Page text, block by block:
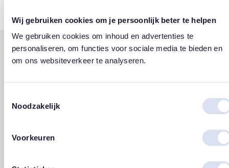
Wij gebruiken cookies om je persoonlijk beter te helpen
We gebruiken cookies om inhoud en advertenties te
personaliseren, om functies voor sociale media te bieden en
om ons websiteverkeer te analyseren.
Noodzakelijk
Voorkeuren
Gerelateerde